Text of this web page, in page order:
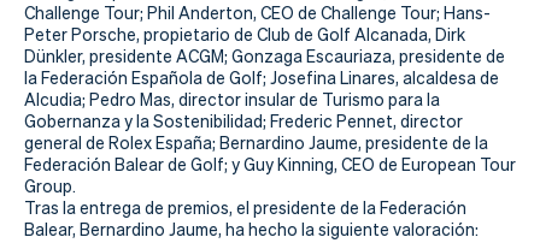
Challenge Tour; Phil Anderton, CEO de Challenge Tour; Hans-
Peter Porsche, propietario de Club de Golf Alcanada, Dirk
Dünkler, presidente ACGM; Gonzaga Escauriaza, presidente de
la Federación Española de Golf; Josefina Linares, alcaldesa de
Alcudia; Pedro Mas, director insular de Turismo para la
Gobernanza y la Sostenibilidad; Frederic Pennet, director
general de Rolex España; Bernardino Jaume, presidente de la
Federación Balear de Golf; y Guy Kinning, CEO de European Tour
Group.
Tras la entrega de premios, el presidente de la Federación
Balear, Bernardino Jaume, ha hecho la siguiente valoración: